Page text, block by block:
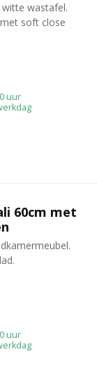
wastafel.
soft close
uur
60cm met
uur